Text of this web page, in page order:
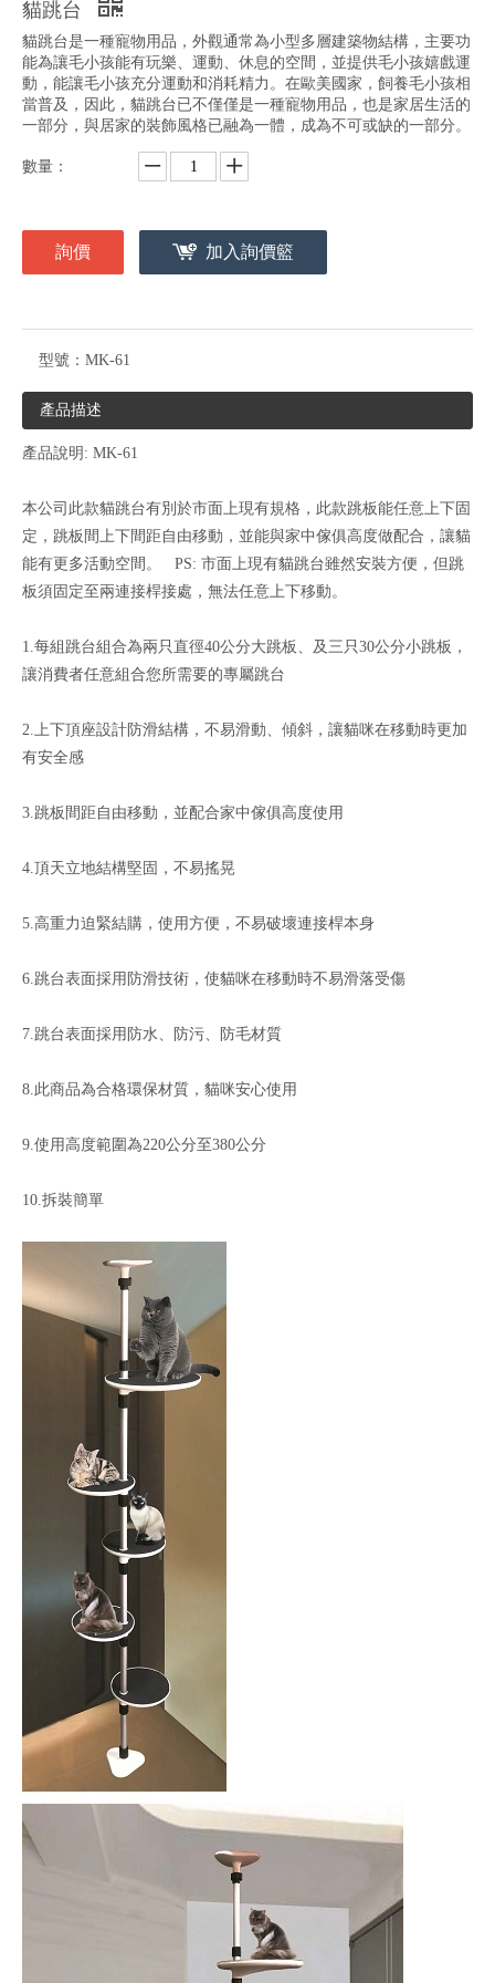
貓跳台
貓跳台是一種寵物用品，外觀通常為小型多層建築物結構，主要功
能為讓毛小孩能有玩樂、運動、休息的空間，並提供毛小孩嬉戲運
動，能讓毛小孩充分運動和消耗精力。在歐美國家，飼養毛小孩相
當普及，因此，貓跳台已不僅僅是一種寵物用品，也是家居生活的
一部分，與居家的裝飾風格已融為一體，成為不可或缺的一部分。
數量：
詢價 加入詢價籃
型號： MK-61
產品描述
產品說明: MK-61
本公司此款貓跳台有別於市面上現有規格，此款跳板能任意上下固
定，跳板間上下間距自由移動，並能與家中傢俱高度做配合，讓貓
能有更多活動空間。 PS: 市面上現有貓跳台雖然安裝方便，但跳
板須固定至兩連接桿接處，無法任意上下移動。
1.每組跳台組合為兩只直徑40公分大跳板、及三只30公分小跳板，
讓消費者任意組合您所需要的專屬跳台
2.上下頂座設計防滑結構，不易滑動、傾斜，讓貓咪在移動時更加
有安全感
3.跳板間距自由移動，並配合家中傢俱高度使用
4.頂天立地結構堅固，不易搖晃
5.高重力迫緊結購，使用方便，不易破壞連接桿本身
6.跳台表面採用防滑技術，使貓咪在移動時不易滑落受傷
7.跳台表面採用防水、防污、防毛材質
8.此商品為合格環保材質，貓咪安心使用
9.使用高度範圍為220公分至380公分
10.拆裝簡單